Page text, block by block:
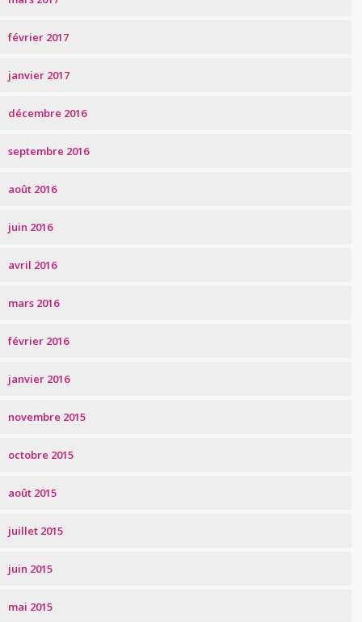
février 2017
janvier 2017
décembre 2016
septembre 2016
août 2016
juin 2016
avril 2016
mars 2016
février 2016
janvier 2016
novembre 2015
octobre 2015
août 2015
juillet 2015
juin 2015
mai 2015